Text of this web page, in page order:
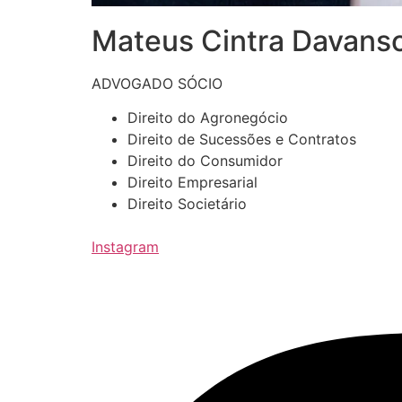
Mateus Cintra
ADVOGADO SÓCIO
Direito do Agronegócio
Direito de Sucessões e Contratos
Direito do Consumidor
Direito Empresarial
Direito Societário
Instagram